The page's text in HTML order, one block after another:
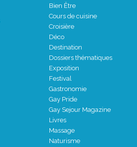
Bien Être
Cours de cuisine
Croisière
Déco
Destination
Dossiers thématiques
Exposition
Festival
Gastronomie
Gay Pride
Gay Sejour Magazine
Livres
Massage
Naturisme